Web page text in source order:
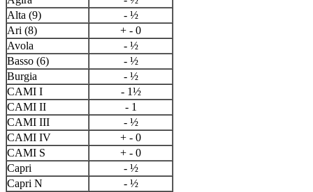
Alta (9)
- ½
Ari (8)
+ - 0
Avola
- ½
Basso (6)
- ½
Burgia
- ½
CAMI I
- 1½
CAMI II
- 1
CAMI III
- ½
CAMI IV
+ - 0
CAMI S
+ - 0
Capri
- ½
Capri N
- ½